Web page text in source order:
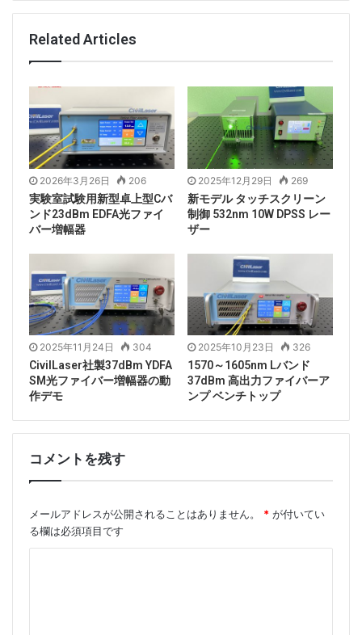
Tags 1270nmレーザー DFBレーザー
ピグテールレーザー ファイバー結合レーザー
Related Articles
2026年3月26日 206
実験室試験用新型卓上型Cバ
ンド23dBm EDFA光ファイ
バー増幅器
2025年12月29日 269
新モデル タッチスクリーン
制御 532nm 10W DPSS レー
ザー
2025年11月24日 304
CivilLaser社製37dBm YDFA
SM光ファイバー増幅器の動
作デモ
2025年10月23日 326
1570～1605nm Lバンド
37dBm 高出力ファイバーア
ンプ ベンチトップ
コメントを残す
メールアドレスが公開されることはありません。 * が付いてい
る欄は必須項目です